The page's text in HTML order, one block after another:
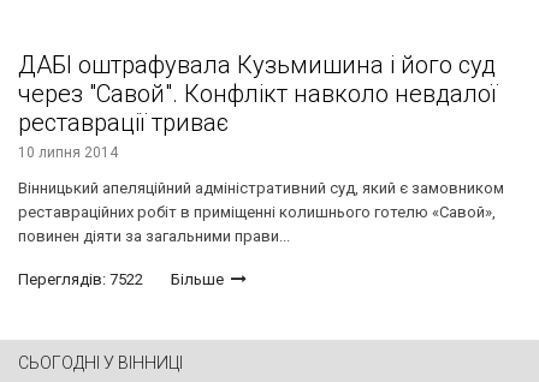
ДАБІ оштрафувала Кузьмишина і його суд
через "Савой". Конфлікт навколо невдалої
реставрації триває
10 липня 2014
Вінницький апеляційний адміністративний суд, який є замовником
реставраційних робіт в приміщенні колишнього готелю «Савой»,
повинен діяти за загальними прави...
Переглядів: 7522 Більше
СЬОГОДНІ У ВІННИЦІ